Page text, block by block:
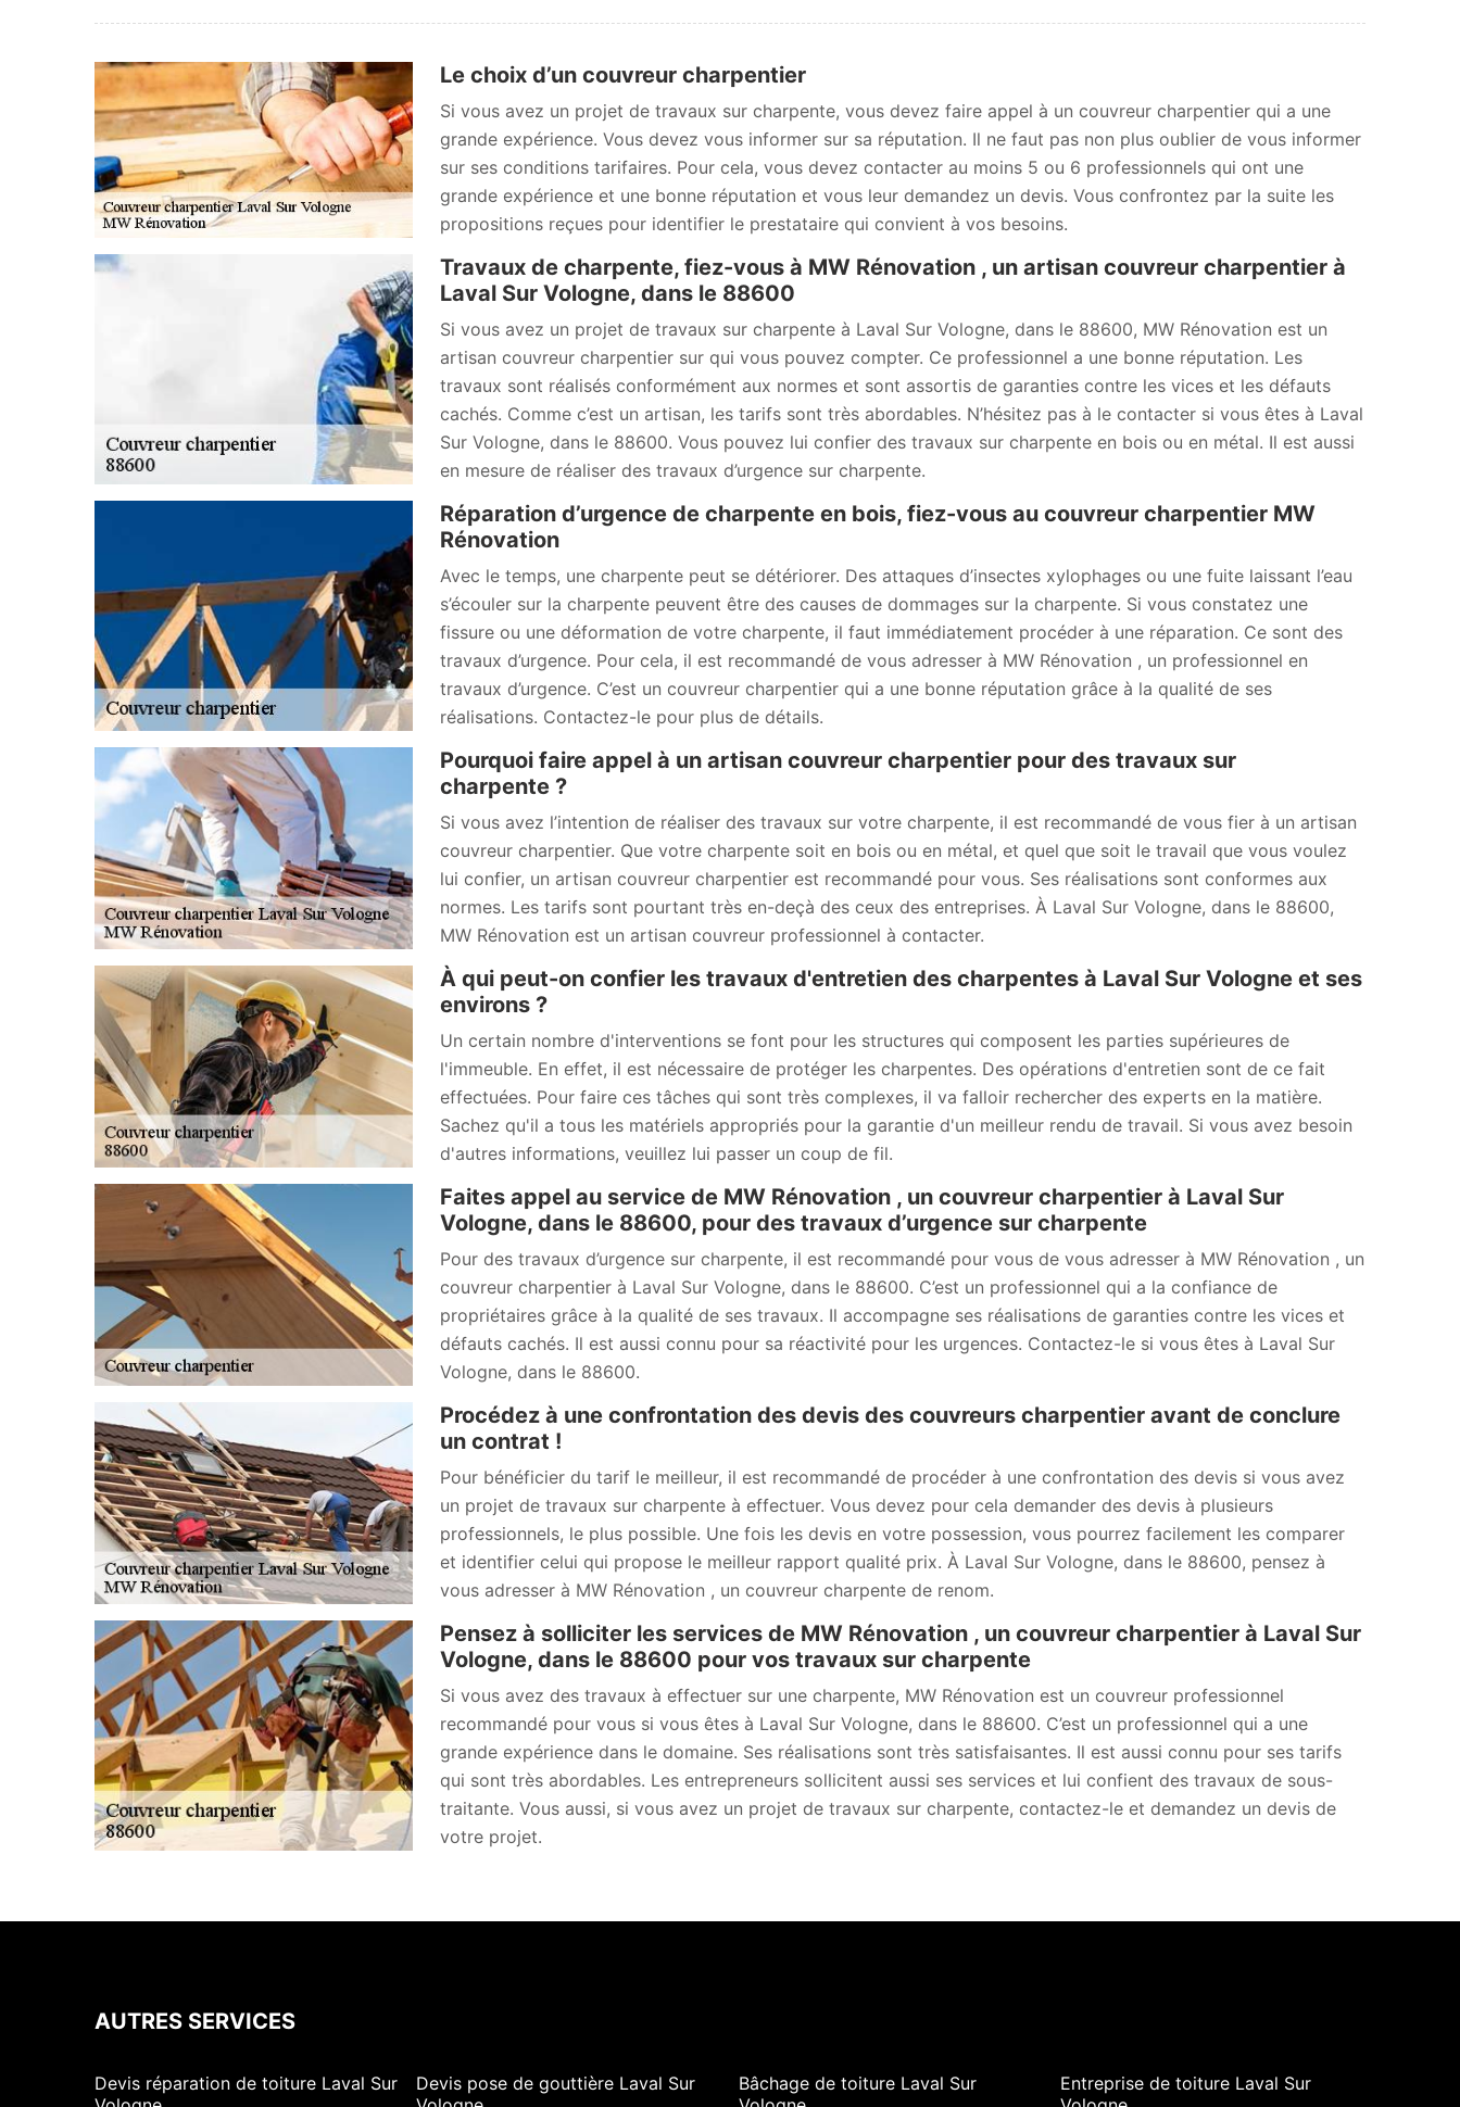
Le choix d’un couvreur charpentier
Si vous avez un projet de travaux sur charpente, vous devez faire appel à un couvreur charpentier qui a une
grande expérience. Vous devez vous informer sur sa réputation. Il ne faut pas non plus oublier de vous informer
sur ses conditions tarifaires. Pour cela, vous devez contacter au moins 5 ou 6 professionnels qui ont une
grande expérience et une bonne réputation et vous leur demandez un devis. Vous confrontez par la suite les
propositions reçues pour identifier le prestataire qui convient à vos besoins.
Travaux de charpente, fiez-vous à MW Rénovation , un artisan couvreur charpentier à
Laval Sur Vologne, dans le 88600
Si vous avez un projet de travaux sur charpente à Laval Sur Vologne, dans le 88600, MW Rénovation est un
artisan couvreur charpentier sur qui vous pouvez compter. Ce professionnel a une bonne réputation. Les
travaux sont réalisés conformément aux normes et sont assortis de garanties contre les vices et les défauts
cachés. Comme c’est un artisan, les tarifs sont très abordables. N’hésitez pas à le contacter si vous êtes à Laval
Sur Vologne, dans le 88600. Vous pouvez lui confier des travaux sur charpente en bois ou en métal. Il est aussi
en mesure de réaliser des travaux d’urgence sur charpente.
Réparation d’urgence de charpente en bois, fiez-vous au couvreur charpentier MW
Rénovation
Avec le temps, une charpente peut se détériorer. Des attaques d’insectes xylophages ou une fuite laissant l’eau
s’écouler sur la charpente peuvent être des causes de dommages sur la charpente. Si vous constatez une
fissure ou une déformation de votre charpente, il faut immédiatement procéder à une réparation. Ce sont des
travaux d’urgence. Pour cela, il est recommandé de vous adresser à MW Rénovation , un professionnel en
travaux d’urgence. C’est un couvreur charpentier qui a une bonne réputation grâce à la qualité de ses
réalisations. Contactez-le pour plus de détails.
Pourquoi faire appel à un artisan couvreur charpentier pour des travaux sur
charpente ?
Si vous avez l’intention de réaliser des travaux sur votre charpente, il est recommandé de vous fier à un artisan
couvreur charpentier. Que votre charpente soit en bois ou en métal, et quel que soit le travail que vous voulez
lui confier, un artisan couvreur charpentier est recommandé pour vous. Ses réalisations sont conformes aux
normes. Les tarifs sont pourtant très en-deçà des ceux des entreprises. À Laval Sur Vologne, dans le 88600,
MW Rénovation est un artisan couvreur professionnel à contacter.
À qui peut-on confier les travaux d'entretien des charpentes à Laval Sur Vologne et ses
environs ?
Un certain nombre d'interventions se font pour les structures qui composent les parties supérieures de
l'immeuble. En effet, il est nécessaire de protéger les charpentes. Des opérations d'entretien sont de ce fait
effectuées. Pour faire ces tâches qui sont très complexes, il va falloir rechercher des experts en la matière.
Sachez qu'il a tous les matériels appropriés pour la garantie d'un meilleur rendu de travail. Si vous avez besoin
d'autres informations, veuillez lui passer un coup de fil.
Faites appel au service de MW Rénovation , un couvreur charpentier à Laval Sur
Vologne, dans le 88600, pour des travaux d’urgence sur charpente
Pour des travaux d’urgence sur charpente, il est recommandé pour vous de vous adresser à MW Rénovation , un
couvreur charpentier à Laval Sur Vologne, dans le 88600. C’est un professionnel qui a la confiance de
propriétaires grâce à la qualité de ses travaux. Il accompagne ses réalisations de garanties contre les vices et
défauts cachés. Il est aussi connu pour sa réactivité pour les urgences. Contactez-le si vous êtes à Laval Sur
Vologne, dans le 88600.
Procédez à une confrontation des devis des couvreurs charpentier avant de conclure
un contrat !
Pour bénéficier du tarif le meilleur, il est recommandé de procéder à une confrontation des devis si vous avez
un projet de travaux sur charpente à effectuer. Vous devez pour cela demander des devis à plusieurs
professionnels, le plus possible. Une fois les devis en votre possession, vous pourrez facilement les comparer
et identifier celui qui propose le meilleur rapport qualité prix. À Laval Sur Vologne, dans le 88600, pensez à
vous adresser à MW Rénovation , un couvreur charpente de renom.
Pensez à solliciter les services de MW Rénovation , un couvreur charpentier à Laval Sur
Vologne, dans le 88600 pour vos travaux sur charpente
Si vous avez des travaux à effectuer sur une charpente, MW Rénovation est un couvreur professionnel
recommandé pour vous si vous êtes à Laval Sur Vologne, dans le 88600. C’est un professionnel qui a une
grande expérience dans le domaine. Ses réalisations sont très satisfaisantes. Il est aussi connu pour ses tarifs
qui sont très abordables. Les entrepreneurs sollicitent aussi ses services et lui confient des travaux de sous-
traitante. Vous aussi, si vous avez un projet de travaux sur charpente, contactez-le et demandez un devis de
votre projet.
AUTRES SERVICES
Devis réparation de toiture Laval Sur
Devis pose de gouttière Laval Sur
Bâchage de toiture Laval Sur
Entreprise de toiture Laval Sur